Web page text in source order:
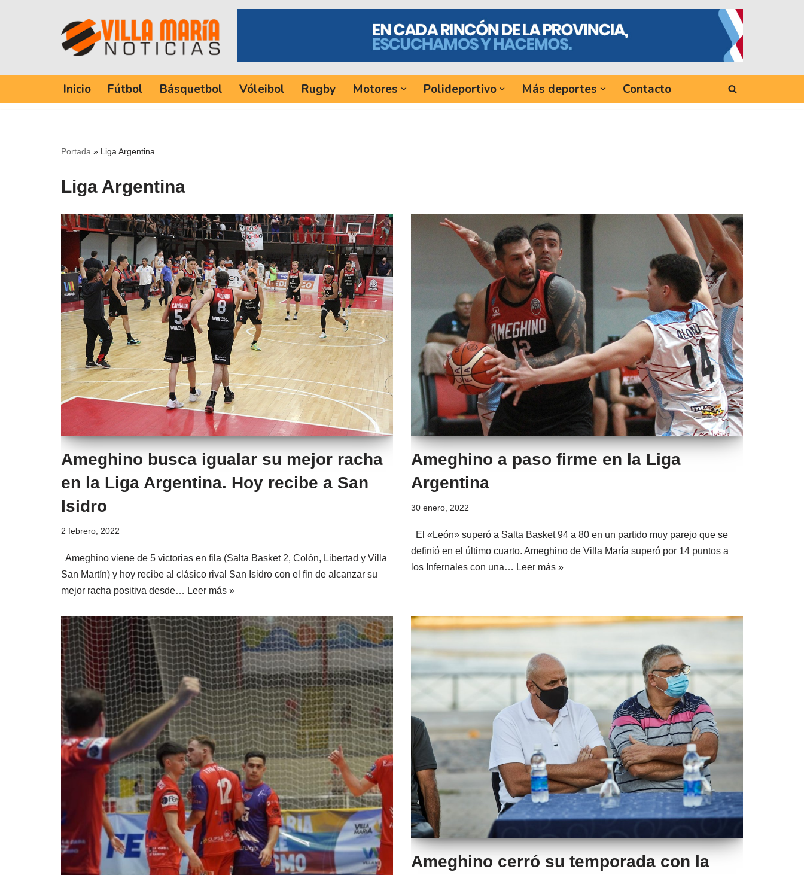
Inicio Fútbol Básquetbol Vóleibol Rugby Motores Polideportivo Más deportes Contacto
Portada » Liga Argentina
Liga Argentina
Ameghino busca igualar su mejor racha
en la Liga Argentina. Hoy recibe a San
Isidro
2 febrero, 2022
Ameghino viene de 5 victorias en fila (Salta Basket 2, Colón, Libertad y Villa
San Martín) y hoy recibe al clásico rival San Isidro con el fin de alcanzar su
mejor racha positiva desde… Leer más »
Ameghino a paso firme en la Liga
Argentina
30 enero, 2022
El «León» superó a Salta Basket 94 a 80 en un partido muy parejo que se
definió en el último cuarto. Ameghino de Villa María superó por 14 puntos a
los Infernales con una… Leer más »
Ameghino cerró su temporada con la